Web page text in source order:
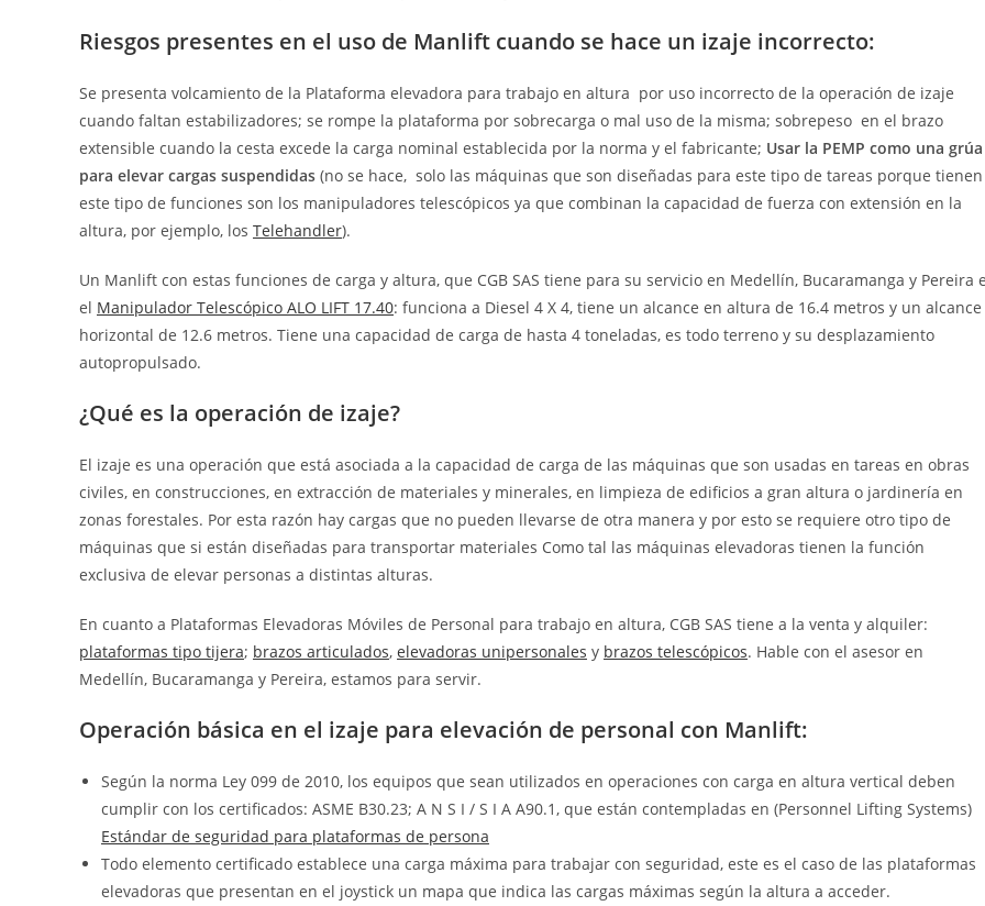
Riesgos presentes en el uso de Manlift cuando se hace un izaje incorrecto:
Se presenta volcamiento de la Plataforma elevadora para trabajo en altura por uso incorrecto de la operación de izaje
cuando faltan estabilizadores; se rompe la plataforma por sobrecarga o mal uso de la misma; sobrepeso en el brazo
extensible cuando la cesta excede la carga nominal establecida por la norma y el fabricante; Usar la PEMP como una grúa
para elevar cargas suspendidas (no se hace, solo las máquinas que son diseñadas para este tipo de tareas porque tienen
este tipo de funciones son los manipuladores telescópicos ya que combinan la capacidad de fuerza con extensión en la
altura, por ejemplo, los Telehandler).
Un Manlift con estas funciones de carga y altura, que CGB SAS tiene para su servicio en Medellín, Bucaramanga y Pereira
el Manipulador Telescópico ALO LIFT 17.40: funciona a Diesel 4 X 4, tiene un alcance en altura de 16.4 metros y un alcance
horizontal de 12.6 metros. Tiene una capacidad de carga de hasta 4 toneladas, es todo terreno y su desplazamiento
autopropulsado.
¿Qué es la operación de izaje?
El izaje es una operación que está asociada a la capacidad de carga de las máquinas que son usadas en tareas en obras
civiles, en construcciones, en extracción de materiales y minerales, en limpieza de edificios a gran altura o jardinería en
zonas forestales. Por esta razón hay cargas que no pueden llevarse de otra manera y por esto se requiere otro tipo de
máquinas que si están diseñadas para transportar materiales Como tal las máquinas elevadoras tienen la función
exclusiva de elevar personas a distintas alturas.
En cuanto a Plataformas Elevadoras Móviles de Personal para trabajo en altura, CGB SAS tiene a la venta y alquiler:
plataformas tipo tijera; brazos articulados, elevadoras unipersonales y brazos telescópicos. Hable con el asesor en
Medellín, Bucaramanga y Pereira, estamos para servir.
Operación básica en el izaje para elevación de personal con Manlift:
Según la norma Ley 099 de 2010, los equipos que sean utilizados en operaciones con carga en altura vertical deben
cumplir con los certificados: ASME B30.23; A N S I / S I A A90.1, que están contempladas en (Personnel Lifting Systems)
Estándar de seguridad para plataformas de persona
Todo elemento certificado establece una carga máxima para trabajar con seguridad, este es el caso de las plataformas
elevadoras que presentan en el joystick un mapa que indica las cargas máximas según la altura a acceder.